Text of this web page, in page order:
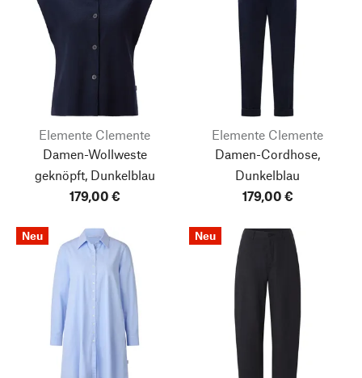
Elemente Clemente
Damen-Wollweste
geknöpft, Dunkelblau
179,00 €
Elemente Clemente
Damen-Cordhose,
Dunkelblau
179,00 €
Neu Neu